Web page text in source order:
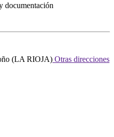
documentación
(LA RIOJA) Otras direcciones